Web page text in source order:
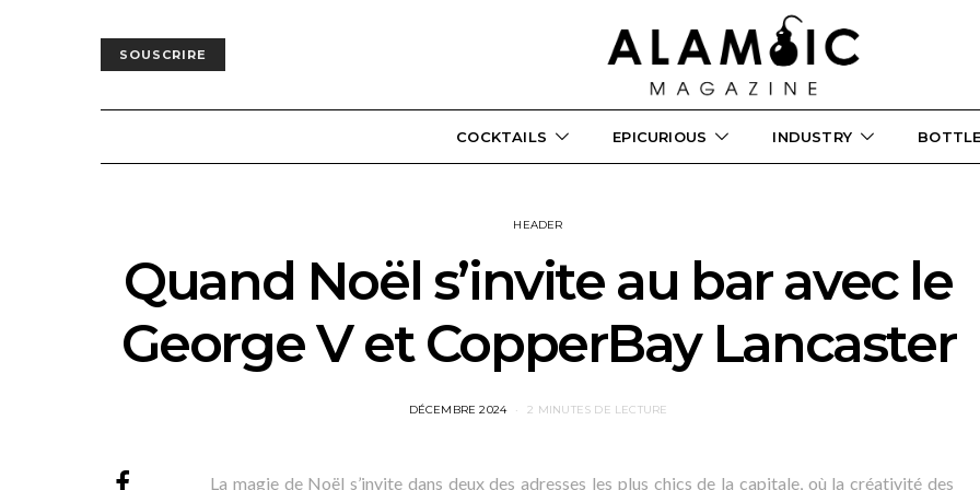
SOUSCRIRE
COCKTAILS EPICURIOUS INDUSTRY
HEADER
Quand Noël s’invite au bar avec le
George V et CopperBay Lancaster
POSTED
DÉCEMBRE 2024 2 MINUTES DE LECTURE
La magie de Noël s’invite dans deux des adresses les plus chics de la capitale, où la créativité des